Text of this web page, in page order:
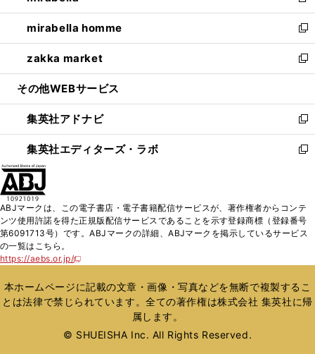
開
く
ウ
で
開
く
ン
ド
ウ
で
開
ウ
ィ
ン
ド
ウ
開
く
し
い
ウ
ィ
ン
ウ
で
開
く
mirabella homme
新
し
い
ウ
ン
ド
ウ
で
zakka market
新
し
ウ
ィ
ン
ド
く
その他WEBサービス
集英社アドナビ
新
し
い
ド
ウ
で
集英社エディターズ・ラボ
新
ィ
ン
ド
開
く
ABJマークは、この電子書店・電子書籍配信サービスが、著作権者からコンテ
ンツ使用許諾を得た正規版配信サービスであることを示す登録商標（登録番号
第6091713号）です。ABJマークの詳細、ABJマークを掲示しているサービス
の一覧はこちら。
https://aebs.or.jp/
新
い
ウ
ィ
ウ
本ホームページに記載の文章・画像・写真などを無断で複製するこ
とは法律で禁じられています。全ての著作権は株式会社 集英社に帰
属します。
© SHUEISHA Inc. All Rights Reserved.